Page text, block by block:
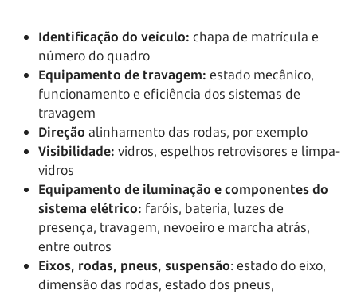
Identificação do veículo: chapa de matrícula e
número do quadro
Equipamento de travagem: estado mecânico,
funcionamento e eficiência dos sistemas de
travagem
Direção alinhamento das rodas, por exemplo
Visibilidade: vidros, espelhos retrovisores e limpa-
vidros
Equipamento de iluminação e componentes do
sistema elétrico: faróis, bateria, luzes de
presença, travagem, nevoeiro e marcha atrás,
entre outros
Eixos, rodas, pneus, suspensão: estado do eixo,
dimensão das rodas, estado dos pneus,